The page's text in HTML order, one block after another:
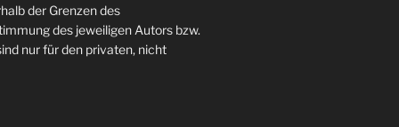
der Grenzen des
des jeweiligen Autors bzw.
nur für den privaten, nicht